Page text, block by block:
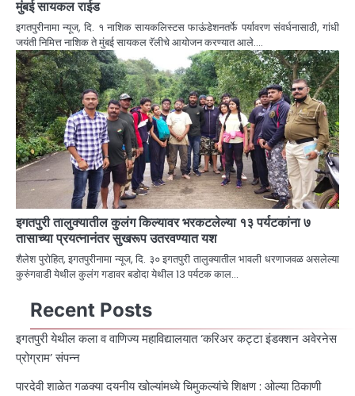
मुंबई सायकल राईड
इगतपुरीनामा न्यूज, दि. १ नाशिक सायकलिस्टस फाऊंडेशनतर्फे पर्यावरण संवर्धनासाठी, गांधी
जयंती निमित्त नाशिक ते मुंबई सायकल रॅलीचे आयोजन करण्यात आले.…
इगतपुरी तालुक्यातील कुलंग किल्यावर भरकटलेल्या १३ पर्यटकांना ७
तासाच्या प्रयत्नानंतर सुखरूप उतरवण्यात यश
शैलेश पुरोहित, इगतपुरीनामा न्यूज, दि. ३० इगतपुरी तालुक्यातील भावली धरणाजवळ असलेल्या
कुरुंगवाडी येथील कुलंग गडावर बडोदा येथील 13 पर्यटक काल…
Recent Posts
इगतपुरी येथील कला व वाणिज्य महाविद्यालयात ‘करिअर कट्टा इंडक्शन अवेरनेस
प्रोग्राम’ संपन्न
पारदेवी शाळेत गळक्या दयनीय खोल्यांमध्ये चिमुकल्यांचे शिक्षण : ओल्या ठिकाणी